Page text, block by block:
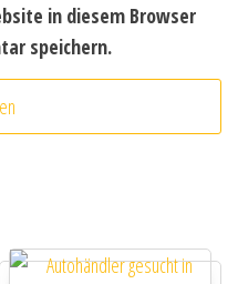
in diesem Browser
speichern.